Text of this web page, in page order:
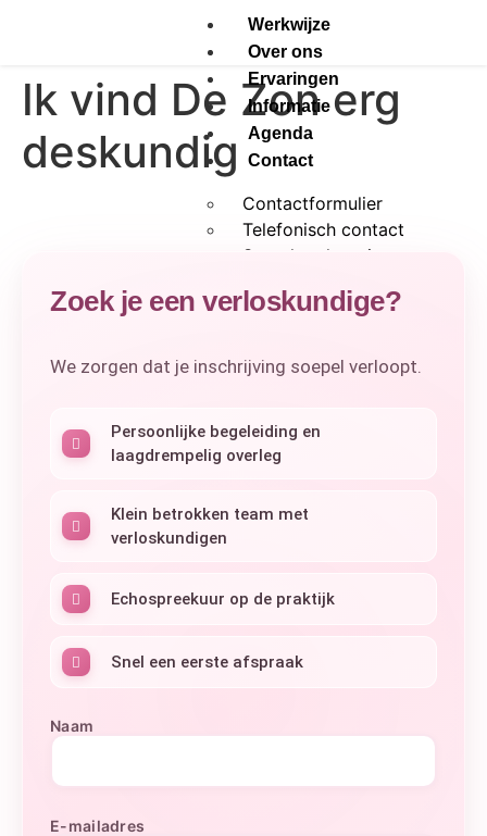
Werkwijze
Over ons
Ervaringen
Informatie
Agenda
Contact
Contactformulier
Telefonisch contact
Spreekuurlocaties
X
Ik vind De Zon erg
deskundig
Zoek je een verloskundige?
We zorgen dat je inschrijving soepel verloopt.
Persoonlijke begeleiding en
laagdrempelig overleg
Klein betrokken team met
verloskundigen
Echospreekuur op de praktijk
Snel een eerste afspraak
Naam
E-mailadres